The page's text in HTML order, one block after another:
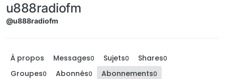
u888radiofm
@u888radiofm
À propos Messages0 Sujets0 Shares0
Groupes0 Abonnés0 Abonnements0